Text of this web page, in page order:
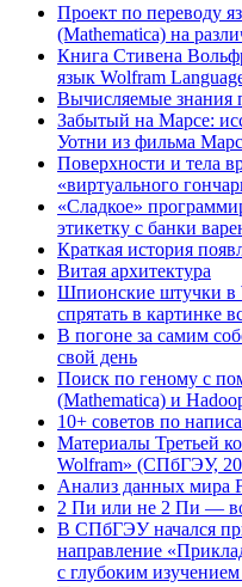
Проект по переводу
(Mathematica) на
Книга Стивена
язык Wolfram
Вычисляемые знания
Забытый на Марсе:
Уотни из фильма
Поверхности и тела
«виртуального
«Сладкое»
этикетку с банки
Краткая история
Витая архитектура
Шпионские штучки в
спрятать в картинке
В погоне за самим
свой день
Поиск по геному с
(Mathematica) и
10+ советов по
Материалы Третьей
Wolfram» (СПбГЭУ,
Анализ данных мира
2 Пи или не 2 Пи —
В СПбГЭУ начался
направление
с глубоким